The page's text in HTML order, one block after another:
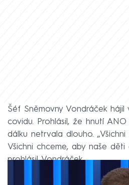
Šéf Sněmovny Vondráček
covidu. Prohlásil, že hnutí
dálku netrvala dlouho.
Všichni chceme, aby naše děti
prohlásil Vondráček.